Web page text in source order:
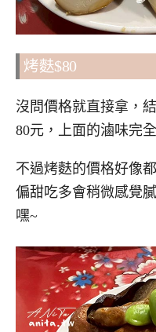
烤麩$80
沒問價格就直接拿，
80元，上面的滷味完
不過烤麩的價格好像
偏甜吃多會稍微感覺
嘿~